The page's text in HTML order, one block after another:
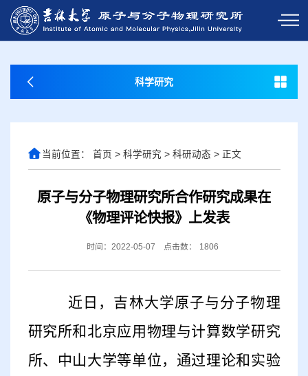
科学研究
当前位置： 首页 > 科学研究 > 科研动态 > 正文
原子与分子物理研究所合作研究成果在
《物理评论快报》上发表
时间：2022-05-07 点击数： 1806
近日，吉林大学原子与分子物理
研究所和北京应用物理与计算数学研究
所、中山大学等单位，通过理论和实验